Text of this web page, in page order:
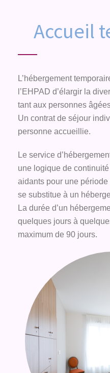
Accueil
L’hébergement
l’EHPAD d’élargir la
tant aux personnes
Un contrat de séjour
personne accueillie.
Le service
une logique de
aidants pour une
se substitue à un
La durée d’un
quelques jours à
maximum de 90 jours.